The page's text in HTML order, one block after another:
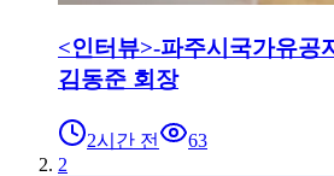
<인터뷰>-파주시국가유공
김동준 회장
2시간 전
63
2